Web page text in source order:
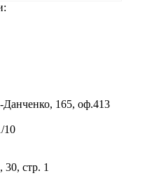
165, оф.413
10
стр. 1